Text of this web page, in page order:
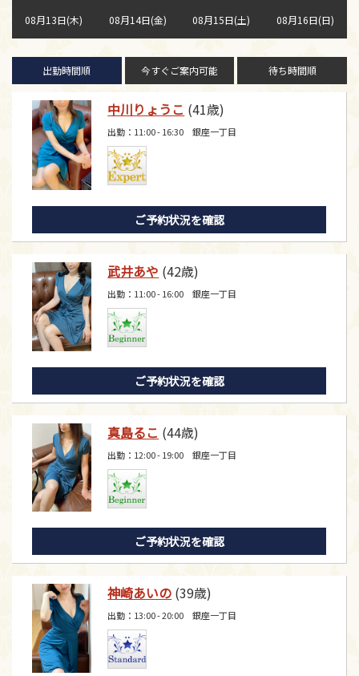
08月13日(木) 08月14日(金) 08月15日(土) 08月16日(日)
出勤時間順 今すぐご案内可能 待ち時間順
中川りょうこ (41歳)
出勤：11:00 - 16:30 銀座一丁目
ご予約状況を確認
武井あや (42歳)
出勤：11:00 - 16:00 銀座一丁目
ご予約状況を確認
真島るこ (44歳)
出勤：12:00 - 19:00 銀座一丁目
ご予約状況を確認
神崎あいの (39歳)
出勤：13:00 - 20:00 銀座一丁目